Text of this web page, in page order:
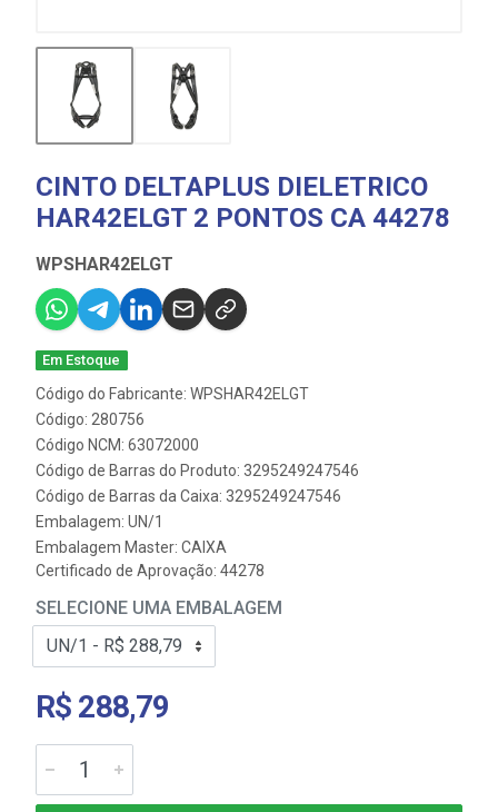
CINTO DELTAPLUS DIELETRICO
HAR42ELGT 2 PONTOS CA 44278
WPSHAR42ELGT
Em Estoque
Código do Fabricante: WPSHAR42ELGT
Código: 280756
Código NCM: 63072000
Código de Barras do Produto: 3295249247546
Código de Barras da Caixa: 3295249247546
Embalagem: UN/1
Embalagem Master: CAIXA
Certificado de Aprovação: 44278
SELECIONE UMA EMBALAGEM
R$ 288,79